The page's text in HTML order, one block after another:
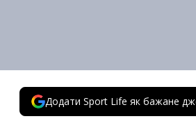
Додати Sport Life як бажане